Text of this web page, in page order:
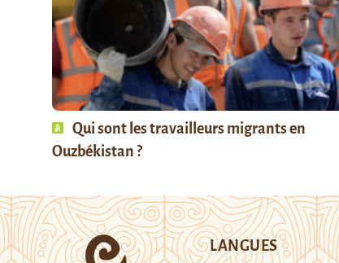
Qui sont les travailleurs migrants en
Ouzbékistan ?
LANGUES